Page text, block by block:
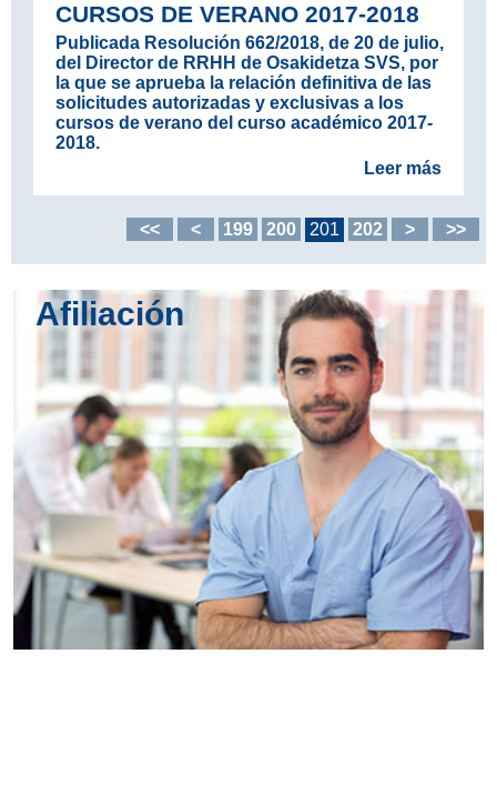
CURSOS DE VERANO 2017-2018
Publicada Resolución 662/2018, de 20 de julio,
del Director de RRHH de Osakidetza SVS, por
la que se aprueba la relación definitiva de las
solicitudes autorizadas y exclusivas a los
cursos de verano del curso académico 2017-
2018.
Leer más
<< < 199 200 201 202 > >>
Afiliación